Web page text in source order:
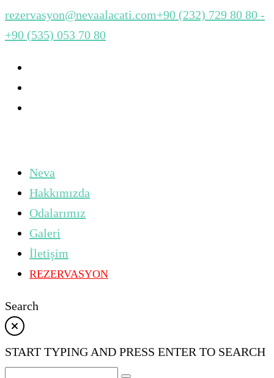
rezervasyon@nevaalacati.com+90 (232) 729 80 80 -
+90 (535) 053 70 80
Neva
Hakkımızda
Odalarımız
Galeri
İletişim
REZERVASYON
Search
START TYPING AND PRESS ENTER TO SEARCH